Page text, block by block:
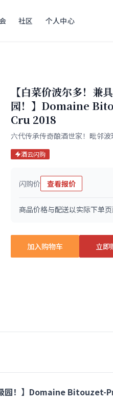
社区 个人中心
【白菜价波尔多！兼
园！】Domaine
Cru 2018
六代传承传奇酿酒世家！毗邻
酒云闪购
闪购价 查看报价
商品价格与配送以实际下单
加入购物车 立即
级园！】Domaine